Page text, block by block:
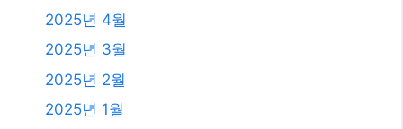
2025년 4월
2025년 3월
2025년 2월
2025년 1월